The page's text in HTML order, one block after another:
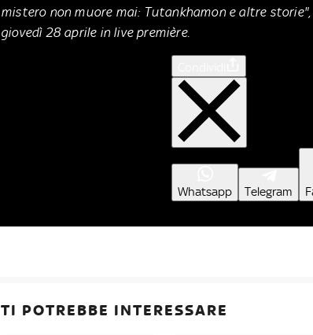
mistero non muore mai: Tutankhamon e altre
giovedì 28 aprile in live première.
Whatsapp Telegram
TI POTREBBE INTERESSARE